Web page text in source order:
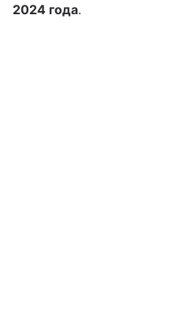
2024 года.